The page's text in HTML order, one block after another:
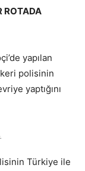
ROTADA
yapılan
polisinin
yaptığını
Türkiye ile